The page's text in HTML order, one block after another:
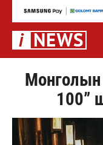
Монголын
100”